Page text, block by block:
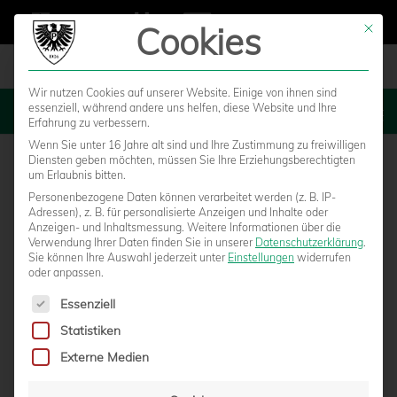
MENU
MIT DEM PREUSSEN-FAHRRAD IN DEN S
Mit
Cookies
Wir nutzen Cookies auf unserer Website. Einige von ihnen sind
essenziell, während andere uns helfen, diese Website und Ihre
Erfahrung zu verbessern.
Wenn Sie unter 16 Jahre alt sind und Ihre Zustimmung zu freiwilligen
Diensten geben möchten, müssen Sie Ihre Erziehungsberechtigten
um Erlaubnis bitten.
Personenbezogene Daten können verarbeitet werden (z. B. IP-
Adressen), z. B. für personalisierte Anzeigen und Inhalte oder
Anzeigen- und Inhaltsmessung. Weitere Informationen über die
Verwendung Ihrer Daten finden Sie in unserer Datenschutzerklärung.
Sie können Ihre Auswahl jederzeit unter Einstellungen widerrufen
oder anpassen.
Es folgt eine Liste der Service-Gruppen, für die eine
Essenziell
Statistiken
Externe Medien